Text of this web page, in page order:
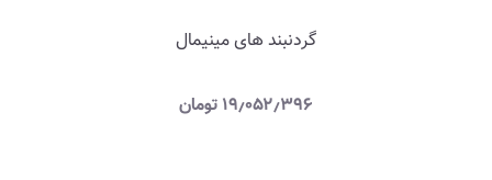
گردنبند های مینیمال
۱۹٫۰۵۲٫۳۹۶ تومان